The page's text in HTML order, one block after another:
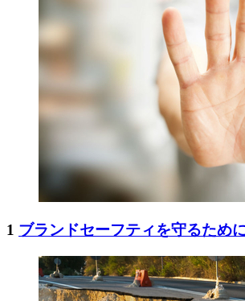
1 ブランドセーフティを守るため